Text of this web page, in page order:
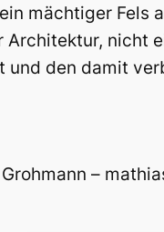
mächtiger Fels
nicht
und den damit
–